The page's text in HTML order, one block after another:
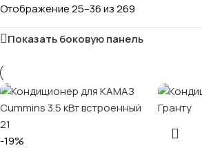
Отображение 25–36 из 269
Показать боковую панель
-19%